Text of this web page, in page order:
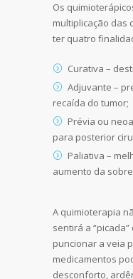
Os
multiplicação das
ter quatro
Curativa –
Adjuvante –
recaída do tumor;
Prévia ou
para posterior
Paliativa –
aumento da
A quimioterapia
sentirá a
puncionar a veia
medicamentos
desconforto,